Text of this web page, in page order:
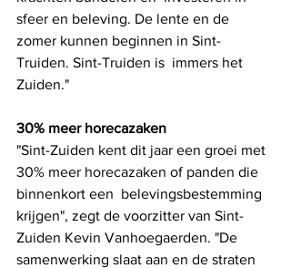
sfeer en beleving. De lente en de
zomer kunnen beginnen in Sint-
Truiden. Sint-Truiden is  immers het
Zuiden."
30% meer horecazaken
"Sint-Zuiden kent dit jaar een groei met
30% meer horecazaken of panden die
binnenkort een  belevingsbestemming
krijgen", zegt de voorzitter van Sint-
Zuiden Kevin Vanhoegaerden. "De
samenwerking slaat aan en de straten